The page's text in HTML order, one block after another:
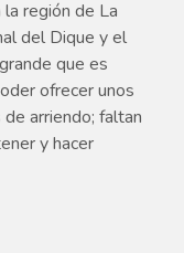
región de La
del Dique y el
que es
ofrecer unos
arriendo; faltan
y hacer